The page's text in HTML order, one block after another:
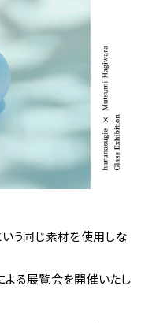
Café 青山
Garden 福岡ワンビル
AALTO 新丸ビル
いう同じ素材を使用しな
よる展覧会を開催いたし